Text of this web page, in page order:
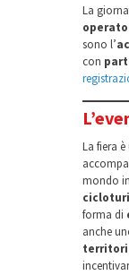
La
sono l’
con
La fiera
mondo in
forma di
anche
territori